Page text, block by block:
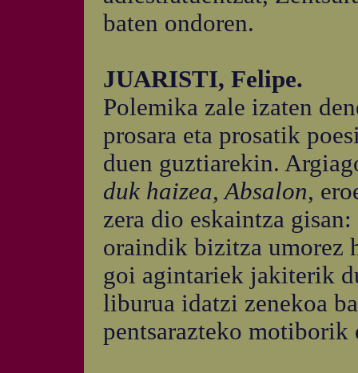
baten ondoren.
JUARISTI, Felipe.
Polemika zale izaten
prosara eta prosatik
duen guztiarekin.
duk haizea, Absalon,
zera dio eskaintza
oraindik bizitza umorez
goi agintariek jakiterik
liburua idatzi zenekoa
pentsarazteko motiborik